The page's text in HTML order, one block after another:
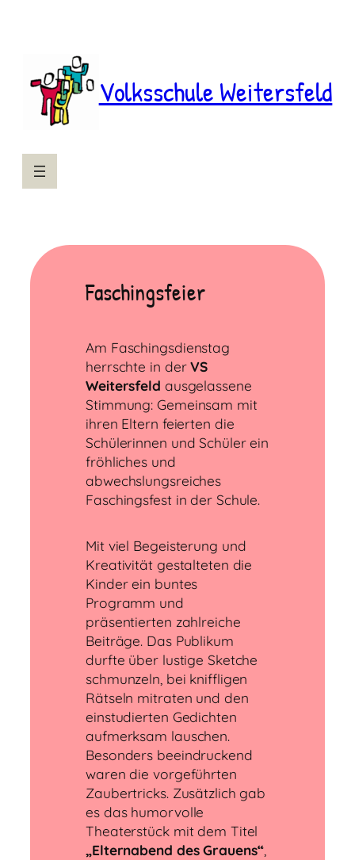
Volksschule Weitersfeld
Faschingsfeier
Am Faschingsdienstag
herrschte in derVS
Weitersfeld ausgelassene
Stimmung: Gemeinsam mit
ihren Eltern feierten die
Schülerinnen und Schüler ein
fröhliches und
abwechslungsreiches
Faschingsfest in der Schule.
Mit viel Begeisterung und
Kreativität gestalteten die
Kinder ein buntes
Programm und
präsentierten zahlreiche
Beiträge. Das Publikum
durfte über lustige Sketche
schmunzeln, bei kniffligen
Rätseln mitraten und den
einstudierten Gedichten
aufmerksam lauschen.
Besonders beeindruckend
waren die vorgeführten
Zaubertricks. Zusätzlich gab
es das humorvolle
Theaterstück mit dem Titel
„Elternabend des Grauens“,